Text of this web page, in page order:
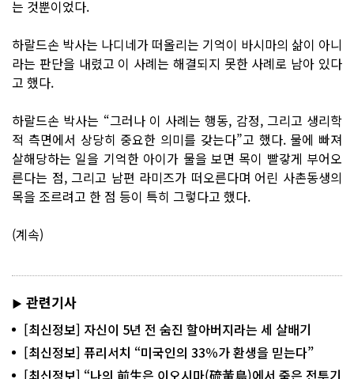
는 것뿐이었다.
하랄드손 박사는 나디네가 떠올리는 기억이 바시마의 삶이 아니
라는 판단을 내렸고 이 사례는 해결되지 못한 사례로 남아 있다
고 했다.
하랄드손 박사는 “그러나 이 사례는 행동, 감정, 그리고 생리학
적 측면에서 상당히 중요한 의미를 갖는다”고 했다. 물에 빠져
살해당하는 일을 기억한 아이가 물을 보면 목이 빨갛게 부어오
른다는 점, 그리고 남편 라미즈가 떠오른다며 어린 사촌동생의
목을 조르려고 한 점 등이 특히 그렇다고 했다.
(계속)
▶ 관련기사
[최신정보] 자신이 5년 전 숨진 할아버지라는 세 살배기
[최신정보] 퓨리서치 “미국인의 33％가 환생을 믿는다”
[최신정보] “나의 前生은 이오시마(硫黃島)에서 죽은 전투기